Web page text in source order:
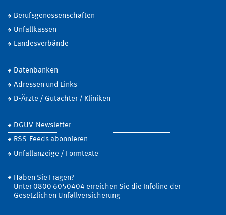
Berufsgenossenschaften
Unfallkassen
Landesverbände
Datenbanken
Adressen und Links
D-Ärzte / Gutachter / Kliniken
DGUV-Newsletter
RSS-Feeds abonnieren
Unfallanzeige / Formtexte
Haben Sie Fragen?
Unter 0800 6050404 erreichen Sie die Infoline der
Gesetzlichen Unfallversicherung